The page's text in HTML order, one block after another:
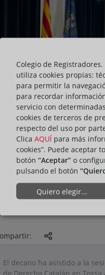
El decano ha asistido a la
de Derecho Catalán en
Colegio de
utiliza cookies propias:
para permitir la
para recordar
servicio con
cookies de terceros de
respecto del uso por
Clica AQUÍ para más
cookies”. Puede aceptar
botón “Aceptar” o
pulsando el botón
Quiero elegir...